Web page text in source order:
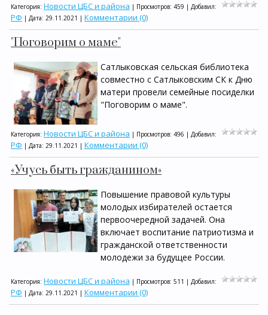
Категория: Новости ЦБС и района | Просмотров: 459 | Добавил:
РФ | Дата: 29.11.2021 | Комментарии (0)
"Поговорим о маме"
Сатлыковская сельская библиотека
совместно с Сатлыковским СК к Дню
матери провели семейные посиделки
"Поговорим о маме".
Категория: Новости ЦБС и района | Просмотров: 496 | Добавил:
РФ | Дата: 29.11.2021 | Комментарии (0)
«Учусь быть гражданином»
Повышение правовой культуры
молодых избирателей остается
первоочередной задачей. Она
включает воспитание патриотизма и
гражданской ответственности
молодежи за будущее России.
Категория: Новости ЦБС и района | Просмотров: 511 | Добавил:
РФ | Дата: 29.11.2021 | Комментарии (0)